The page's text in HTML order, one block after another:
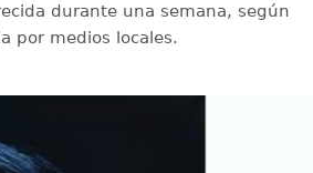
durante una semana, según
por medios locales.